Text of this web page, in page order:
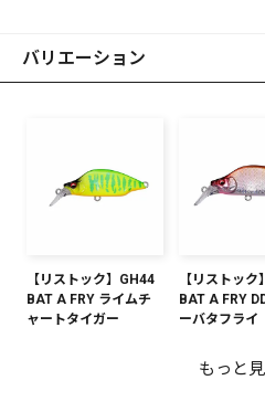
バリエーション
【リストック】GH44
BAT A FRY ライムチ
ャートタイガー
【リストック
BAT A FRY
ーバタフライ
もっと